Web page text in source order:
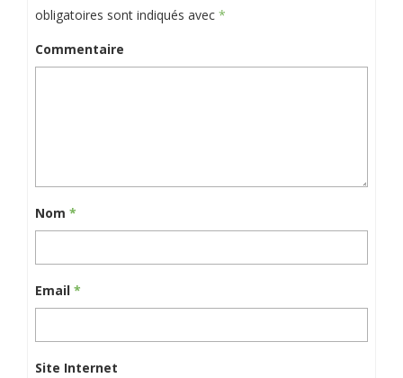
obligatoires sont indiqués avec *
Commentaire
Nom *
Email *
Site Internet